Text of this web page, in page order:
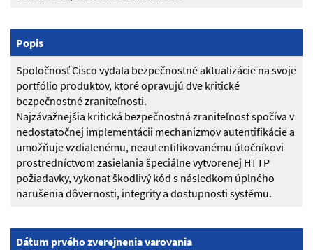
Popis
Spoločnosť Cisco vydala bezpečnostné aktualizácie na svoje
portfólio produktov, ktoré opravujú dve kritické
bezpečnostné zraniteľnosti.
Najzávažnejšia kritická bezpečnostná zraniteľnosť spočíva v
nedostatočnej implementácii mechanizmov autentifikácie a
umožňuje vzdialenému, neautentifikovanému útočníkovi
prostredníctvom zasielania špeciálne vytvorenej HTTP
požiadavky, vykonať škodlivý kód s následkom úplného
narušenia dôvernosti, integrity a dostupnosti systému.
Dátum prvého zverejnenia varovania